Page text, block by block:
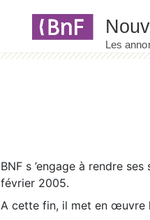
BNF s ’engage à rendre
février 2005.
A cette fin, il met en œuvre